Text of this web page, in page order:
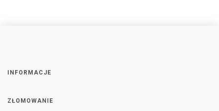
INFORMACJE
ZŁOMOWANIE